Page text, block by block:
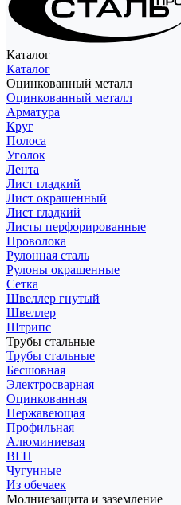
Каталог
Каталог
Оцинкованный металл
Оцинкованный металл
Арматура
Круг
Полоса
Уголок
Лента
Лист гладкий
Лист окрашенный
Лист гладкий
Листы перфорированные
Проволока
Рулонная сталь
Рулоны окрашенные
Сетка
Швеллер гнутый
Швеллер
Штрипс
Трубы стальные
Трубы стальные
Бесшовная
Электросварная
Оцинкованная
Нержавеющая
Профильная
Алюминиевая
ВГП
Чугунные
Из обечаек
Молниезащита и заземление